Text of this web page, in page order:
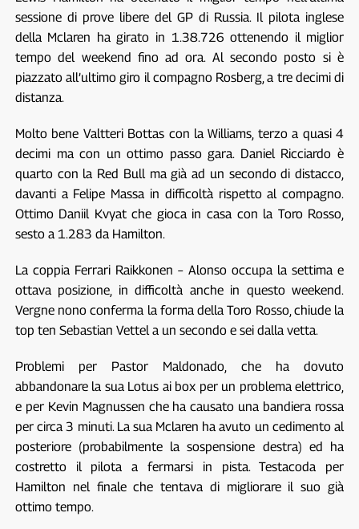
sessione di prove libere del GP di Russia. Il pilota inglese
della Mclaren ha girato in 1.38.726 ottenendo il miglior
tempo del weekend fino ad ora. Al secondo posto si è
piazzato all’ultimo giro il compagno Rosberg, a tre decimi di
distanza.
Molto bene Valtteri Bottas con la Williams, terzo a quasi 4
decimi ma con un ottimo passo gara. Daniel Ricciardo è
quarto con la Red Bull ma già ad un secondo di distacco,
davanti a Felipe Massa in difficoltà rispetto al compagno.
Ottimo Daniil Kvyat che gioca in casa con la Toro Rosso,
sesto a 1.283 da Hamilton.
La coppia Ferrari Raikkonen – Alonso occupa la settima e
ottava posizione, in difficoltà anche in questo weekend.
Vergne nono conferma la forma della Toro Rosso, chiude la
top ten Sebastian Vettel a un secondo e sei dalla vetta.
Problemi per Pastor Maldonado, che ha dovuto
abbandonare la sua Lotus ai box per un problema elettrico,
e per Kevin Magnussen che ha causato una bandiera rossa
per circa 3 minuti. La sua Mclaren ha avuto un cedimento al
posteriore (probabilmente la sospensione destra) ed ha
costretto il pilota a fermarsi in pista. Testacoda per
Hamilton nel finale che tentava di migliorare il suo già
ottimo tempo.